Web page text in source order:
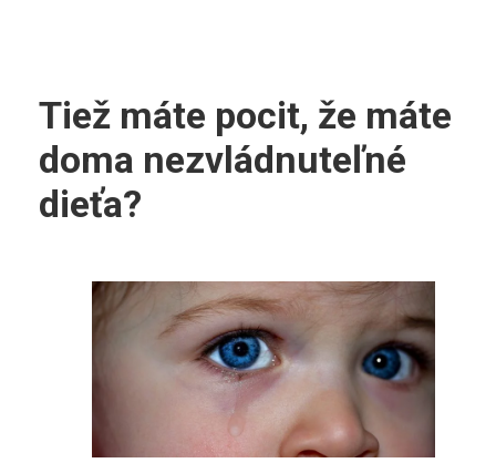
Tiež máte pocit, že máte
doma nezvládnuteľné
dieťa?